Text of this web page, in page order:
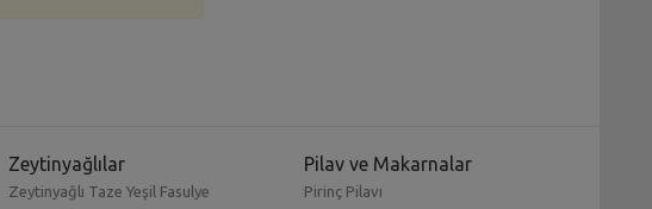
Zeytinyağlılar
Zeytinyağlı Taze Yeşil Fasulye
Pilav ve Makarnalar
Pirinç Pilavı